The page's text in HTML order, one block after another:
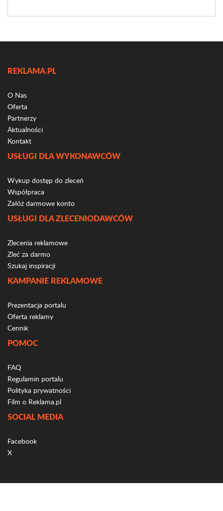
REKLAMA.PL
O Nas
Oferta
Partnerzy
Aktualności
Kontakt
USŁUGI DLA WYKONAWCÓW
Wykup dostęp do zleceń
Współpraca
Załóż darmowe konto
USŁUGI DLA ZLECENIODAWCÓW
Zlecenia reklamowe
Zleć za darmo
Szukaj inspiracji
KAMPANIE REKLAMOWE
Prezentacja portalu
Oferta reklamy
Cennik
POMOC
FAQ
Regulamin portalu
Polityka prywatności
Film o Reklama.pl
SOCIAL MEDIA
Facebook
X